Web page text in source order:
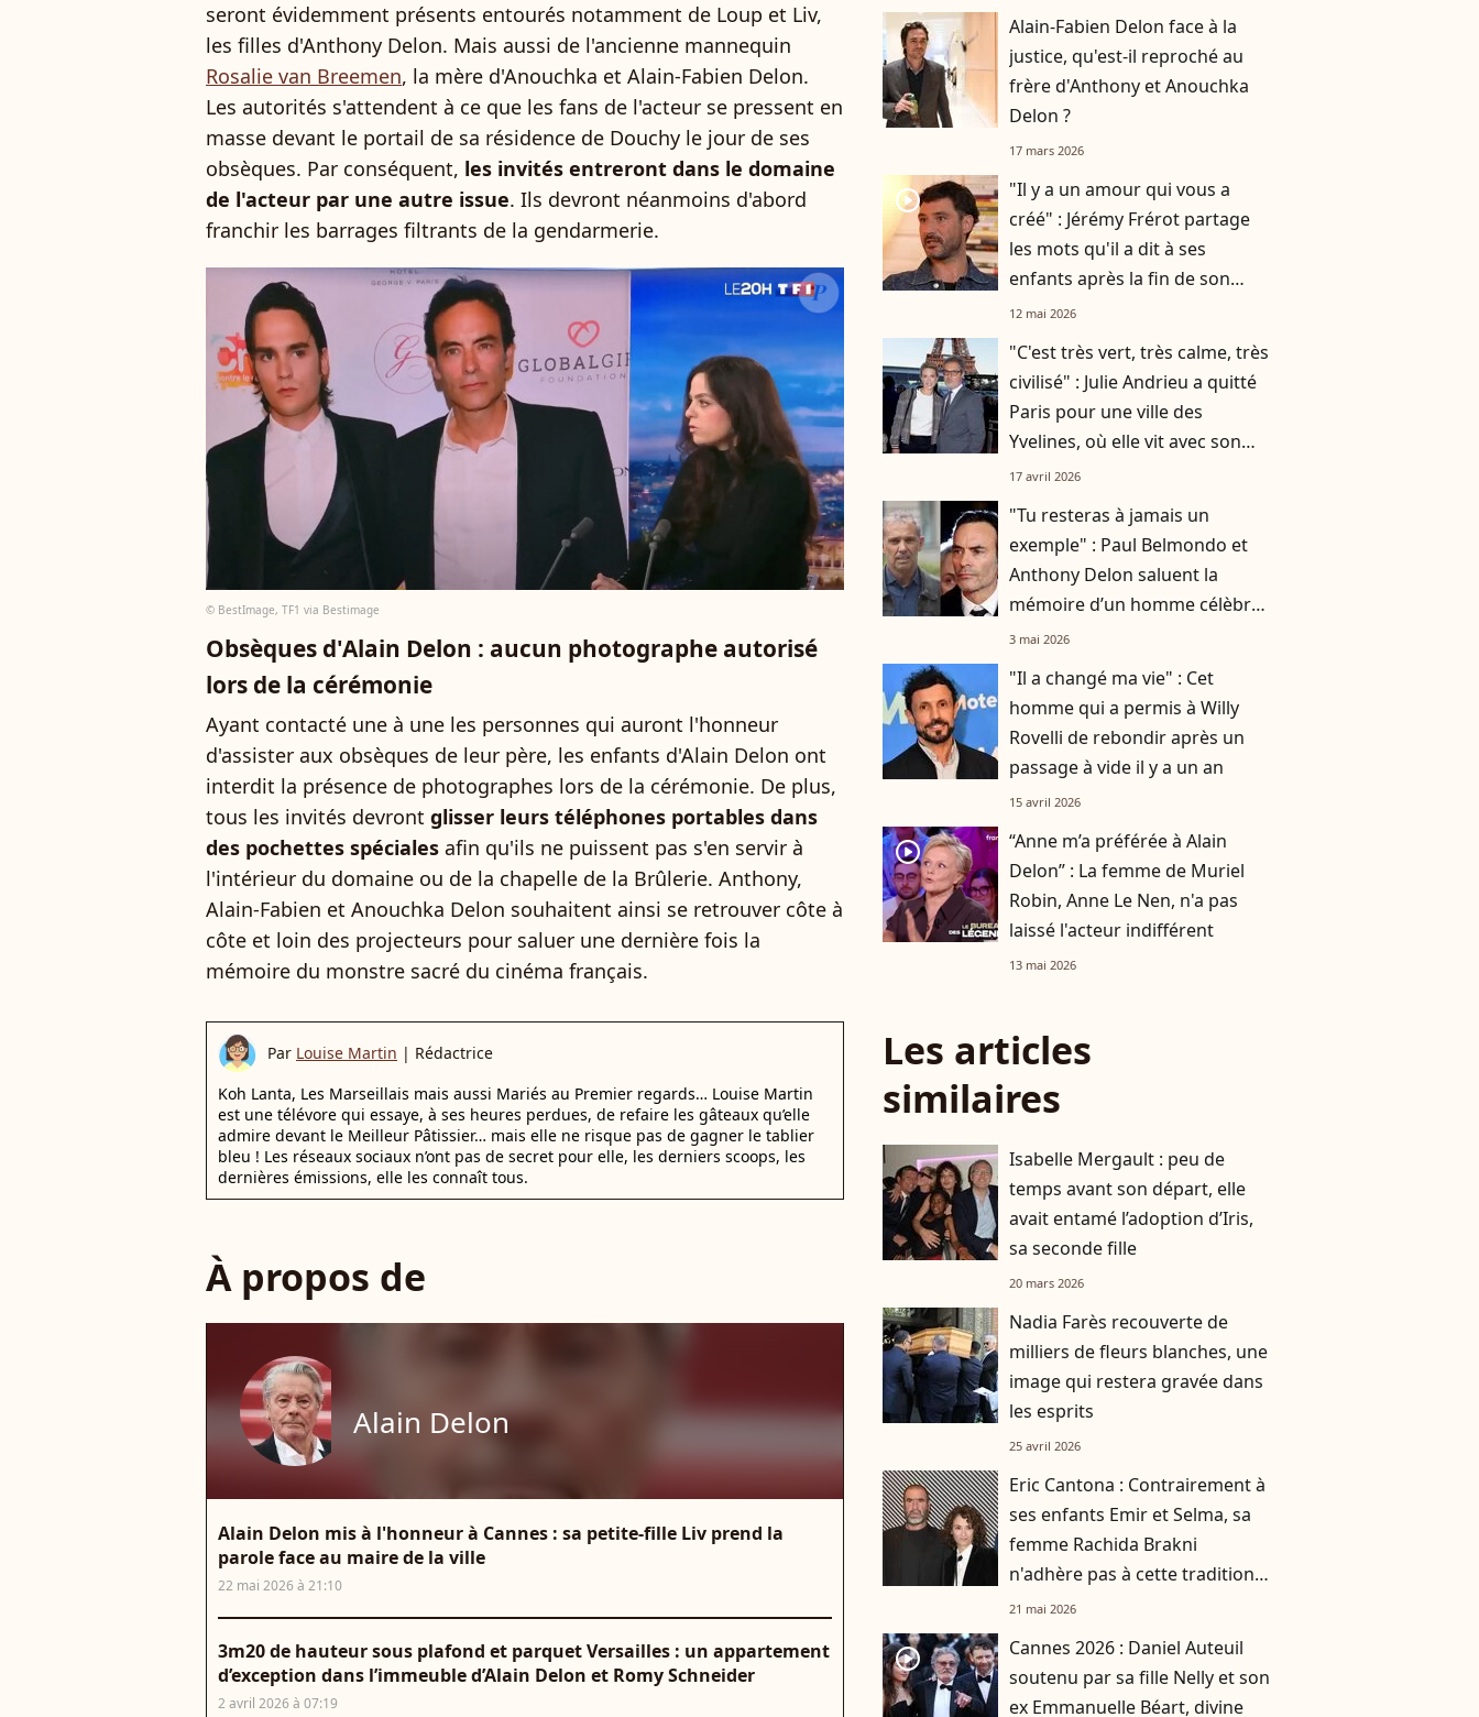
seront évidemment présents entourés notamment de Loup et Liv,
les filles d'Anthony Delon. Mais aussi de l'ancienne mannequin
Rosalie van Breemen, la mère d'Anouchka et Alain-Fabien Delon.
Les autorités s'attendent à ce que les fans de l'acteur se pressent en
masse devant le portail de sa résidence de Douchy le jour de ses
obsèques. Par conséquent, les invités entreront dans le domaine
de l'acteur par une autre issue. Ils devront néanmoins d'abord
franchir les barrages filtrants de la gendarmerie.
© BestImage, TF1 via Bestimage
Obsèques d'Alain Delon : aucun photographe autorisé
lors de la cérémonie
Ayant contacté une à une les personnes qui auront l'honneur
d'assister aux obsèques de leur père, les enfants d'Alain Delon ont
interdit la présence de photographes lors de la cérémonie. De plus,
tous les invités devront glisser leurs téléphones portables dans
des pochettes spéciales afin qu'ils ne puissent pas s'en servir à
l'intérieur du domaine ou de la chapelle de la Brûlerie. Anthony,
Alain-Fabien et Anouchka Delon souhaitent ainsi se retrouver côte à
côte et loin des projecteurs pour saluer une dernière fois la
mémoire du monstre sacré du cinéma français.
Par Louise Martin | Rédactrice
Koh Lanta, Les Marseillais mais aussi Mariés au Premier regards… Louise Martin
est une télévore qui essaye, à ses heures perdues, de refaire les gâteaux qu’elle
admire devant le Meilleur Pâtissier… mais elle ne risque pas de gagner le tablier
bleu ! Les réseaux sociaux n’ont pas de secret pour elle, les derniers scoops, les
dernières émissions, elle les connaît tous.
À propos de
Alain Delon
Alain Delon mis à l'honneur à Cannes : sa petite-fille Liv prend la
parole face au maire de la ville
22 mai 2026 à 21:10
3m20 de hauteur sous plafond et parquet Versailles : un appartement
d’exception dans l’immeuble d’Alain Delon et Romy Schneider
2 avril 2026 à 07:19
Alain-Fabien Delon face à la
justice, qu'est-il reproché au
frère d'Anthony et Anouchka
Delon ?
17 mars 2026
player2
"Il y a un amour qui vous a
créé" : Jérémy Frérot partage
les mots qu'il a dit à ses
enfants après la fin de son
histoire avec leur mère Laure
12 mai 2026
"C'est très vert, très calme, très
civilisé" : Julie Andrieu a quitté
Paris pour une ville des
Yvelines, où elle vit avec son
mari et leurs deux enfants
17 avril 2026
"Tu resteras à jamais un
exemple" : Paul Belmondo et
Anthony Delon saluent la
mémoire d’un homme célèbre,
qui a rendu son dernier souffle
3 mai 2026
"Il a changé ma vie" : Cet
homme qui a permis à Willy
Rovelli de rebondir après un
passage à vide il y a un an
15 avril 2026
player2
“Anne m’a préférée à Alain
Delon” : La femme de Muriel
Robin, Anne Le Nen, n'a pas
laissé l'acteur indifférent
13 mai 2026
Les articles
similaires
Isabelle Mergault : peu de
temps avant son départ, elle
avait entamé l’adoption d’Iris,
sa seconde fille
20 mars 2026
Nadia Farès recouverte de
milliers de fleurs blanches, une
image qui restera gravée dans
les esprits
25 avril 2026
Eric Cantona : Contrairement à
ses enfants Emir et Selma, sa
femme Rachida Brakni
n'adhère pas à cette tradition
familiale, "je tente de lui faire
21 mai 2026
player2
Cannes 2026 : Daniel Auteuil
soutenu par sa fille Nelly et son
ex Emmanuelle Béart, divine